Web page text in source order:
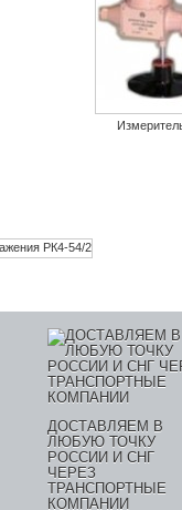
ДОСТАВЛЯЕМ В
ЛЮБУЮ ТОЧКУ
РОССИИ И СНГ
ЧЕРЕЗ
ТРАНСПОРТНЫЕ
КОМПАНИИ